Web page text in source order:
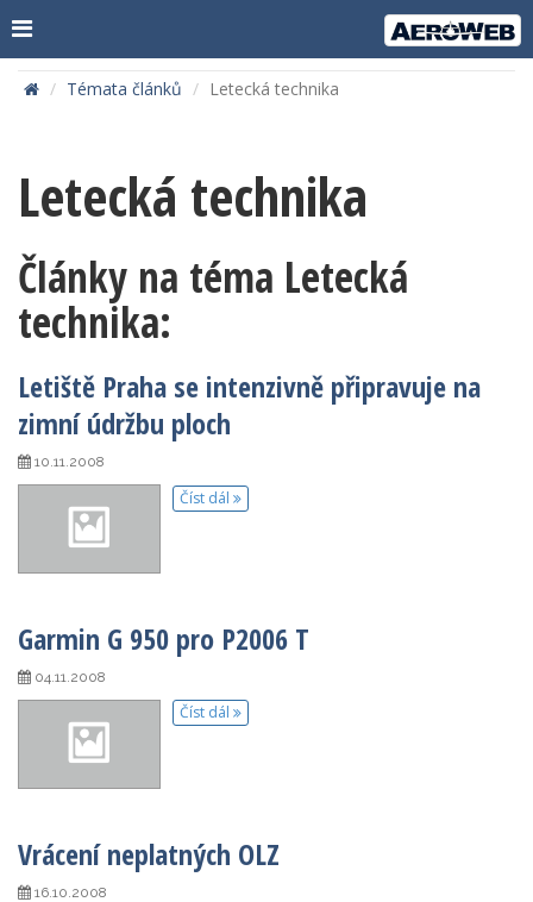
Témata článků Letecká technika
Letecká technika
Články na téma Letecká
technika:
Letiště Praha se intenzivně připravuje na
zimní údržbu ploch
10.11.2008
Číst dál
Garmin G 950 pro P2006 T
04.11.2008
Číst dál
Vrácení neplatných OLZ
16.10.2008